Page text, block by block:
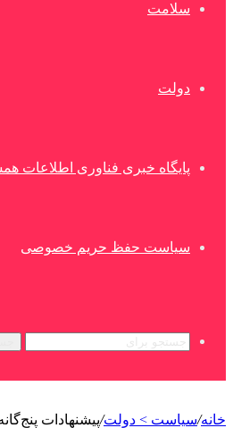
سلامت
دولت
پایگاه خبری فناوری اطلاعات
سیاست حفظ حریم خصوصی
خانه/سیاست > دولت/پیشنهادات